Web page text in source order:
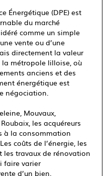
Énergétique (DPE) est
du marché
comme un simple
vente ou d’une
directement la valeur
métropole lilloise, où
anciens et des
énergétique est
négociation.
Mouvaux,
les acquéreurs
à la consommation
coûts de l’énergie, les
les travaux de rénovation
faire varier
d’un bien.